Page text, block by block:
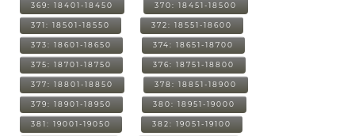
369: 18401-18450 370: 18451-18500
371: 18501-18550 372: 18551-18600
373: 18601-18650 374: 18651-18700
375: 18701-18750 376: 18751-18800
377: 18801-18850 378: 18851-18900
379: 18901-18950 380: 18951-19000
381: 19001-19050 382: 19051-19100